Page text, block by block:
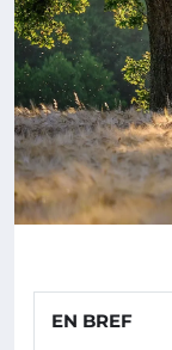
EN BREF